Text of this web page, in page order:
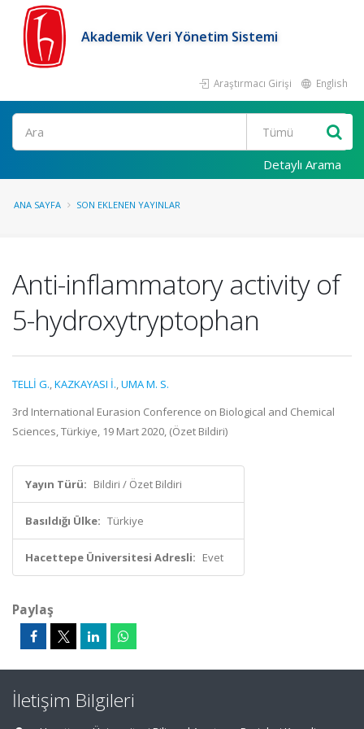
Akademik Veri Yönetim Sistemi
Araştırmacı Girişi English
Ara
Detaylı Arama
ANA SAYFA SON EKLENEN YAYINLAR
Anti-inflammatory activity of
5-hydroxytryptophan
TELLİ G.,KAZKAYASI İ.,UMA M. S.
3rd International Eurasion Conference on Biological and Chemical
Sciences, Türkiye, 19 Mart 2020, (Özet Bildiri)
Yayın Türü: Bildiri / Özet Bildiri
Basıldığı Ülke: Türkiye
Hacettepe Üniversitesi Adresli: Evet
Paylaş
İletişim Bilgileri